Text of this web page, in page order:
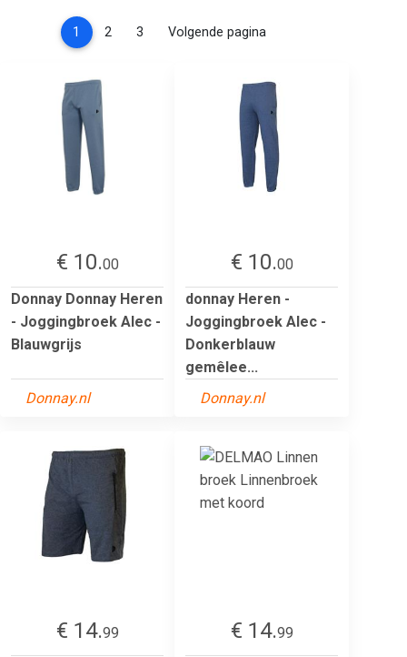
1 (current)
2 3 Volgende pagina
€ 10.00
Donnay Donnay Heren
- Joggingbroek Alec -
Blauwgrijs
Donnay.nl
€ 10.00
donnay Heren -
Joggingbroek Alec -
Donkerblauw
gemêlee...
Donnay.nl
€ 14.99
€ 14.99